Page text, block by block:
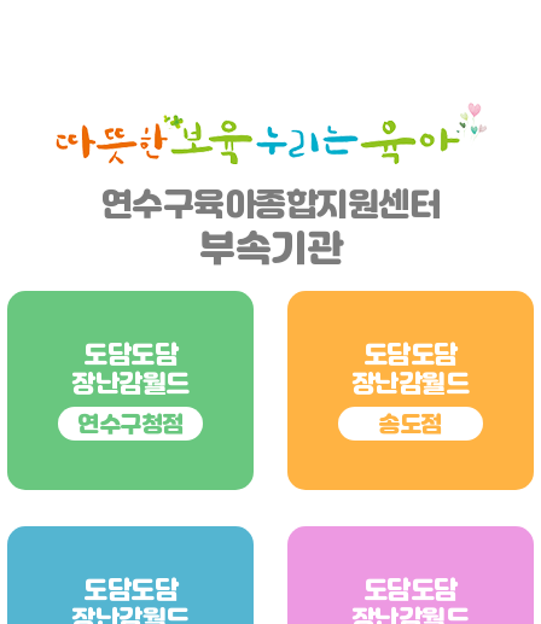
연수구육아종합지원센터
부속기관
도담도담
장난감월드
연수구청점
도담도담
장난감월드
송도점
도담도담
장난감월드
도담도담
장난감월드